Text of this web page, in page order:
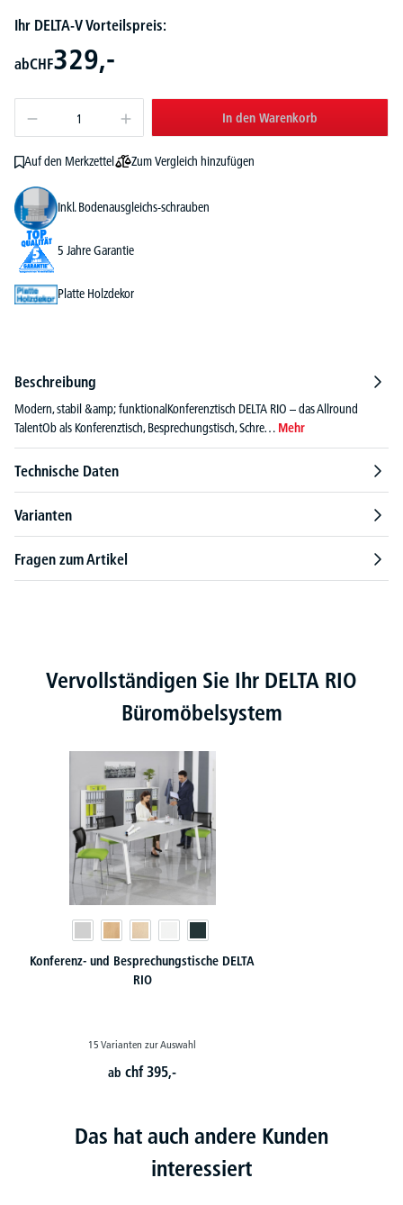
Ihr DELTA-V Vorteilspreis:
abCHF329,-
In den Warenkorb
Auf den Merkzettel Zum Vergleich hinzufügen
Inkl. Bodenausgleichs-schrauben
5 Jahre Garantie
Platte Holzdekor
Beschreibung
Modern, stabil &amp; funktionalKonferenztisch DELTA RIO – das Allround
TalentOb als Konferenztisch, Besprechungstisch, Schre… Mehr
Technische Daten
Varianten
Fragen zum Artikel
Produktgalerie überspringen
Vervollständigen Sie Ihr DELTA RIO
Büromöbelsystem
Konferenz- und Besprechungstische DELTA
RIO
15 Varianten zur Auswahl
abchf 395,-
Das hat auch andere Kunden
interessiert